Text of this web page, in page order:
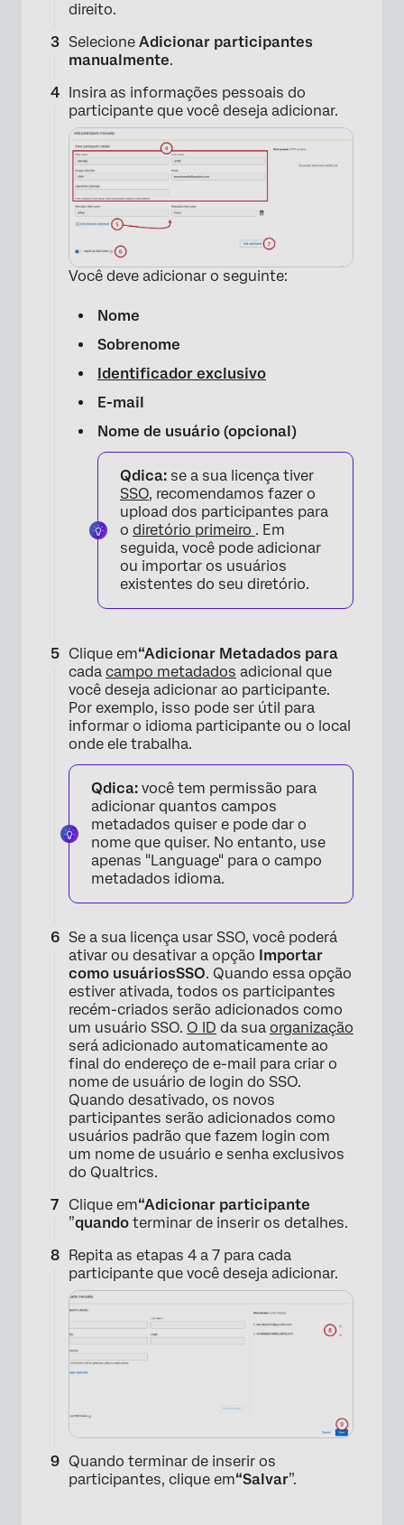
direito.
Selecione Adicionar participantes
manualmente.
Insira as informações pessoais do
participante que você deseja adicionar.
×
Você deve adicionar o seguinte:
Nome
Sobrenome
Identificador exclusivo
E-mail
Nome de usuário (opcional)
Qdica: se a sua licença tiver
SSO, recomendamos fazer o
upload dos participantes para
o diretório primeiro . Em
seguida, você pode adicionar
ou importar os usuários
existentes do seu diretório.
Clique em“Adicionar Metadados para
cada campo metadados adicional que
você deseja adicionar ao participante.
Por exemplo, isso pode ser útil para
informar o idioma participante ou o local
onde ele trabalha.
Qdica: você tem permissão para
adicionar quantos campos
metadados quiser e pode dar o
nome que quiser. No entanto, use
apenas "Language" para o campo
metadados idioma.
Se a sua licença usar SSO, você poderá
ativar ou desativar a opção Importar
como usuáriosSSO. Quando essa opção
estiver ativada, todos os participantes
recém-criados serão adicionados como
um usuário SSO. O ID da sua organização
será adicionado automaticamente ao
final do endereço de e-mail para criar o
nome de usuário de login do SSO.
Quando desativado, os novos
participantes serão adicionados como
usuários padrão que fazem login com
um nome de usuário e senha exclusivos
do Qualtrics.
Clique em“Adicionar participante
”quando terminar de inserir os detalhes.
Repita as etapas 4 a 7 para cada
participante que você deseja adicionar.
Quando terminar de inserir os
participantes, clique em“Salvar”.